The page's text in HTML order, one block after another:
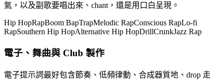
氣，以及副歌要唱出來、chant，還是用口白呈現。
Hip HopRapBoom BapTrapMelodic RapConscious RapLo-fi
RapSouthern Hip HopAlternative Hip HopDrillCrunkJazz Rap
電子、舞曲與 Club 製作
電子提示詞最好包含節奏、低頻律動、合成器質地、drop 走